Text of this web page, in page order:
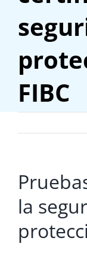
FIBC
la